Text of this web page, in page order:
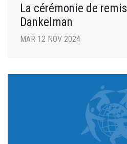
La cérémonie de
Dankelman
MAR 12 NOV 2024